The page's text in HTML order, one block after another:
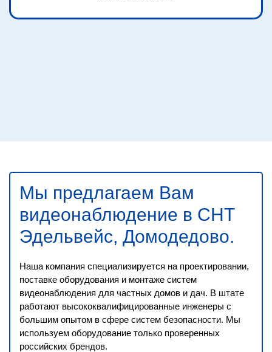
Мы предлагаем Вам
видеонаблюдение в СНТ
Эдельвейс, Домодедово.
Наша компания специализируется на проектировании,
поставке оборудования и монтаже систем
видеонаблюдения для частных домов и дач. В штате
работают высококвалифицированные инженеры с
большим опытом в сфере систем безопасности. Мы
используем оборудование только проверенных
российских брендов.